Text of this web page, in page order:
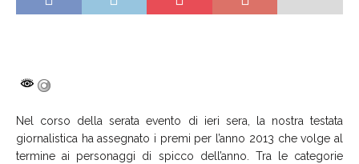
Nel corso della serata evento di ieri sera, la nostra testata
giornalistica ha assegnato i premi per l’anno 2013 che volge al
termine ai personaggi di spicco dell’anno. Tra le categorie